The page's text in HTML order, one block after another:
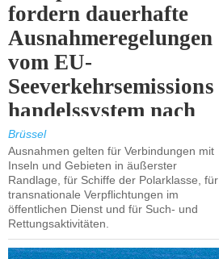
fordern dauerhafte
Ausnahmeregelungen
vom EU-
Seeverkehrsemissions
handelssystem nach
2030.
Brüssel
Ausnahmen gelten für Verbindungen mit
Inseln und Gebieten in äußerster
Randlage, für Schiffe der Polarklasse, für
transnationale Verpflichtungen im
öffentlichen Dienst und für Such- und
Rettungsaktivitäten.